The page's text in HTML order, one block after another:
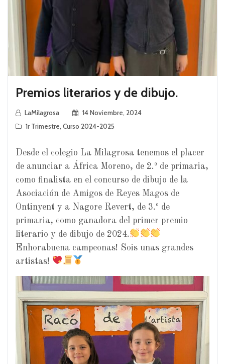
Premios literarios y de dibujo.
LaMilagrosa
14 Noviembre, 2024
1r Trimestre, Curso 2024-2025
Desde el colegio La Milagrosa tenemos el placer
de anunciar a África Moreno, de 2.º de primaria,
como finalista en el concurso de dibujo de la
Asociación de Amigos de Reyes Magos de
Ontinyent y a Nagore Revert, de 3.º de
primaria, como ganadora del primer premio
literario y de dibujo de 2024.
Enhorabuena campeonas! Sois unas grandes
artistas!